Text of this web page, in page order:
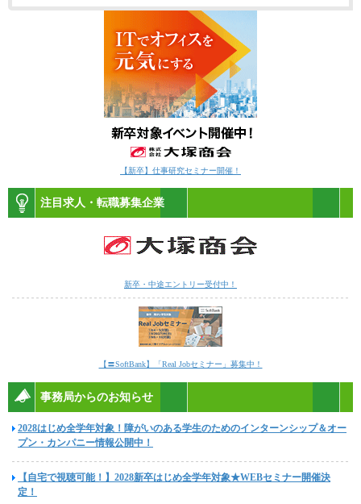
【新卒】仕事研究セミナー開催！
注目求人・転職募集企業
新卒・中途エントリー受付中！
【〓SoftBank】「Real Jobセミナー」募集中！
事務局からのお知らせ
2028はじめ全学年対象！障がいのある学生のためのインターンシップ＆オー
プン・カンパニー情報公開中！
【自宅で視聴可能！】2028新卒はじめ全学年対象★WEBセミナー開催決
定！